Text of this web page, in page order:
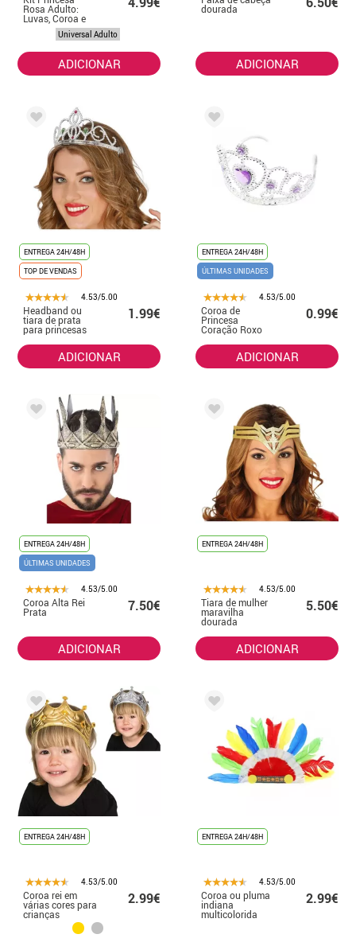
Rosa Adulto:
Luvas, Coroa e
Universal Adulto
ADICIONAR
dourada
ADICIONAR
ENTREGA 24H/48H
TOP DE VENDAS
4.53/5.00
Headband ou
tiara de prata
para princesas
1.99€
ADICIONAR
ENTREGA 24H/48H
ÚLTIMAS UNIDADES
4.53/5.00
Coroa de
Princesa
Coração Roxo
0.99€
ADICIONAR
ENTREGA 24H/48H
ÚLTIMAS UNIDADES
4.53/5.00
Coroa Alta Rei
Prata 7.50€
ADICIONAR
ENTREGA 24H/48H
4.53/5.00
Tiara de mulher
maravilha
dourada
5.50€
ADICIONAR
ENTREGA 24H/48H
4.53/5.00
Coroa rei em
várias cores para
crianças
2.99€
ENTREGA 24H/48H
4.53/5.00
Coroa ou pluma
indiana
multicolorida
2.99€